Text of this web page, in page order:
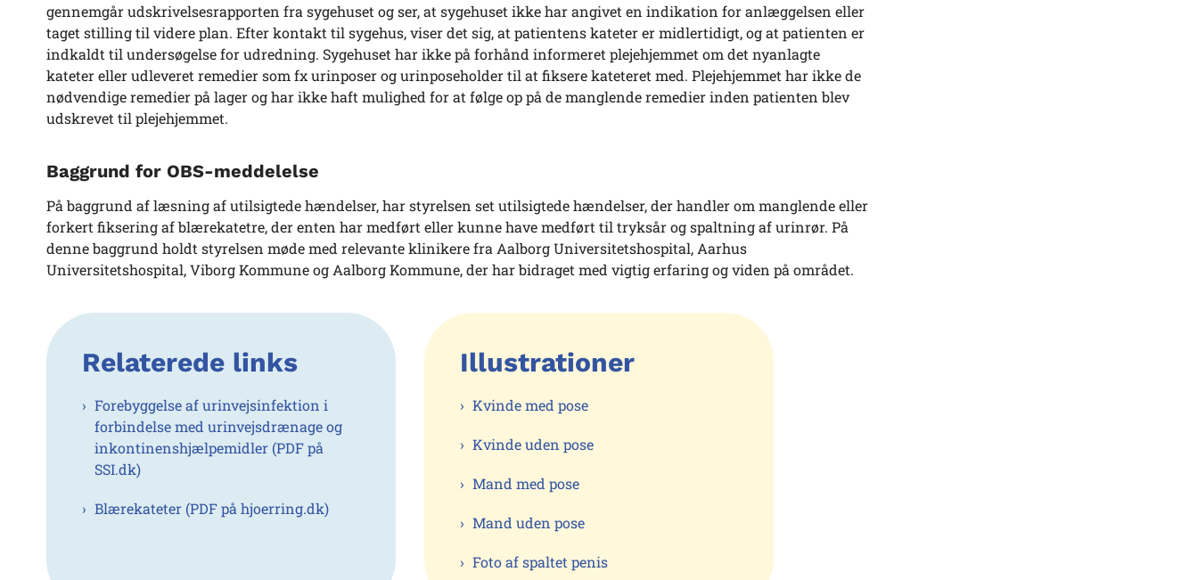
gennemgår udskrivelsesrapporten fra sygehuset og ser, at sygehuset ikke har angivet en indikation for anlæggelsen eller
taget stilling til videre plan. Efter kontakt til sygehus, viser det sig, at patientens kateter er midlertidigt, og at patienten er
indkaldt til undersøgelse for udredning. Sygehuset har ikke på forhånd informeret plejehjemmet om det nyanlagte
kateter eller udleveret remedier som fx urinposer og urinposeholder til at fiksere kateteret med. Plejehjemmet har ikke de
nødvendige remedier på lager og har ikke haft mulighed for at følge op på de manglende remedier inden patienten blev
udskrevet til plejehjemmet.
Baggrund for OBS-meddelelse
På baggrund af læsning af utilsigtede hændelser, har styrelsen set utilsigtede hændelser, der handler om manglende eller
forkert fiksering af blærekatetre, der enten har medført eller kunne have medført til tryksår og spaltning af urinrør. På
denne baggrund holdt styrelsen møde med relevante klinikere fra Aalborg Universitetshospital, Aarhus
Universitetshospital, Viborg Kommune og Aalborg Kommune, der har bidraget med vigtig erfaring og viden på området.
Relaterede links
Forebyggelse af urinvejsinfektion i
forbindelse med urinvejsdrænage og
inkontinenshjælpemidler (PDF på
SSI.dk)
Blærekateter (PDF på hjoerring.dk)
Illustrationer
Kvinde med pose
Kvinde uden pose
Mand med pose
Mand uden pose
Foto af spaltet penis